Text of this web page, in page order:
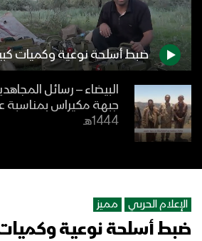
البيضاء – رسائل
جبهة مكيراس بمناسبة
1444هـ
ميادين الجهاد – (تحرير
الإعلام الحربي مميز
ضبط أسلحة نوعية